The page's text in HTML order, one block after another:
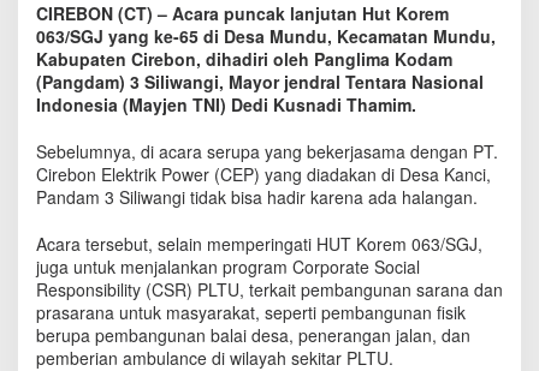
w
a
n
g
i
d
i
A
c
a
r
a
P
CIREBON (CT) – Acara puncak lanjutan Hut Korem
063/SGJ yang ke-65 di Desa Mundu, Kecamatan Mundu,
Kabupaten Cirebon, dihadiri oleh Panglima Kodam
(Pangdam) 3 Siliwangi, Mayor jendral Tentara Nasional
Indonesia (Mayjen TNI) Dedi Kusnadi Thamim.
Sebelumnya, di acara serupa yang bekerjasama dengan PT.
Cirebon Elektrik Power (CEP) yang diadakan di Desa Kanci,
Pandam 3 Siliwangi tidak bisa hadir karena ada halangan.
Acara tersebut, selain memperingati HUT Korem 063/SGJ,
juga untuk menjalankan program Corporate Social
Responsibility (CSR) PLTU, terkait pembangunan sarana dan
prasarana untuk masyarakat, seperti pembangunan fisik
berupa pembangunan balai desa, penerangan jalan, dan
pemberian ambulance di wilayah sekitar PLTU.